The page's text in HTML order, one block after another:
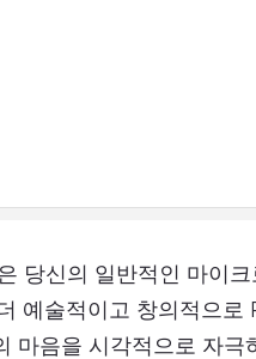
당신의 일반적인 마이
예술적이고 창의적으
마음을 시각적으로 자